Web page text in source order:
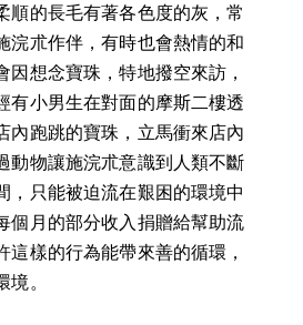
順的長毛有著各色度的灰，常
浣朮作伴，有時也會熱情的和
因想念寶珠，特地撥空來訪，
有小男生在對面的摩斯二樓透
內跑跳的寶珠，立馬衝來店內
動物讓施浣朮意識到人類不斷
，只能被迫流在艱困的環境中
個月的部分收入捐贈給幫助流
這樣的行為能帶來善的循環，
境。